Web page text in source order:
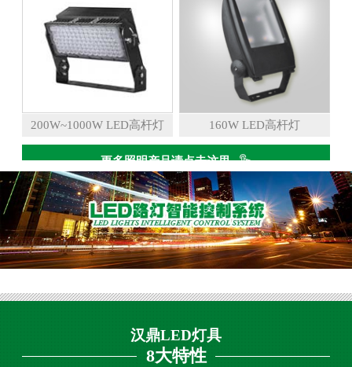
200W~1000W LED高杆灯 160W LED高杆灯
更多照明产品请点击这里
汉鼎LED灯具
8大特性